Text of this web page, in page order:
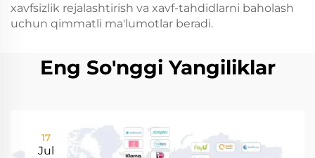
xavfsizlik rejalashtirish va xavf-tahdidlarni baholash
uchun qimmatli ma'lumotlar beradi.
Eng So'nggi Yangiliklar
17
Jul